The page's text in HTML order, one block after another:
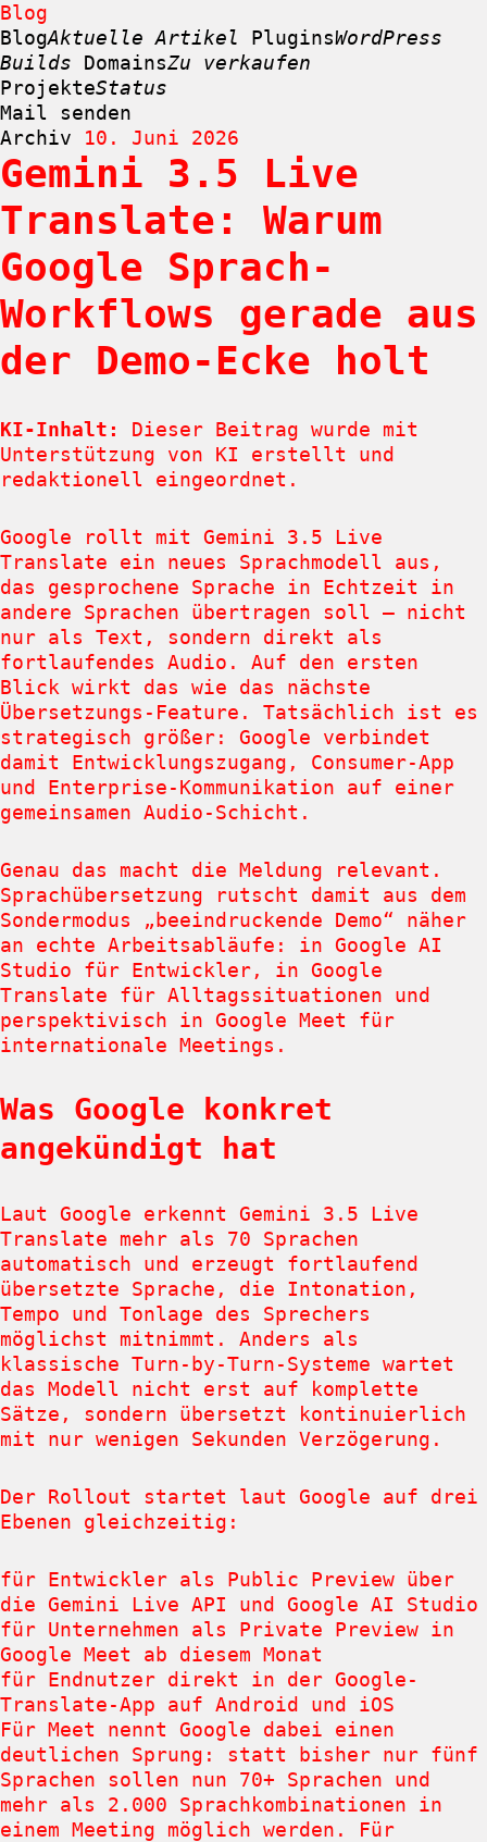
Blog
BlogAktuelle Artikel PluginsWordPress
Builds
DomainsZu verkaufen
ProjekteStatus
Mail senden
Zum
Inhalt
springen
Archiv 10. Juni 2026
Gemini 3.5 Live
Translate: Warum
Google Sprach-
Workflows gerade aus
der Demo-Ecke holt
KI-Inhalt:
Dieser Beitrag wurde mit
Unterstützung von KI erstellt und
redaktionell eingeordnet.
Google rollt mit Gemini 3.5 Live
Translate ein neues Sprachmodell aus,
das gesprochene Sprache in Echtzeit in
andere Sprachen übertragen soll – nicht
nur als Text, sondern direkt als
fortlaufendes Audio. Auf den ersten
Blick wirkt das wie das nächste
Übersetzungs-Feature. Tatsächlich ist es
strategisch größer: Google verbindet
damit Entwicklungszugang, Consumer-App
und Enterprise-Kommunikation auf einer
gemeinsamen Audio-Schicht.
Genau das macht die Meldung relevant.
Sprachübersetzung rutscht damit aus dem
Sondermodus „beeindruckende Demo“ näher
an echte Arbeitsabläufe: in Google AI
Studio für Entwickler, in Google
Translate für Alltagssituationen und
perspektivisch in Google Meet für
internationale Meetings.
Was Google konkret
angekündigt hat
Laut Google erkennt Gemini 3.5 Live
Translate mehr als 70 Sprachen
automatisch und erzeugt fortlaufend
übersetzte Sprache, die Intonation,
Tempo und Tonlage des Sprechers
möglichst mitnimmt. Anders als
klassische Turn-by-Turn-Systeme wartet
das Modell nicht erst auf komplette
Sätze, sondern übersetzt kontinuierlich
mit nur wenigen Sekunden Verzögerung.
Der Rollout startet laut Google auf drei
Ebenen gleichzeitig:
für Entwickler als Public Preview über
die Gemini Live API und Google AI Studio
für Unternehmen als Private Preview in
Google Meet ab diesem Monat
für Endnutzer direkt in der Google-
Translate-App auf Android und iOS
Für Meet nennt Google dabei einen
deutlichen Sprung: statt bisher nur fünf
Sprachen sollen nun 70+ Sprachen und
mehr als 2.000 Sprachkombinationen in
einem Meeting möglich werden. Für